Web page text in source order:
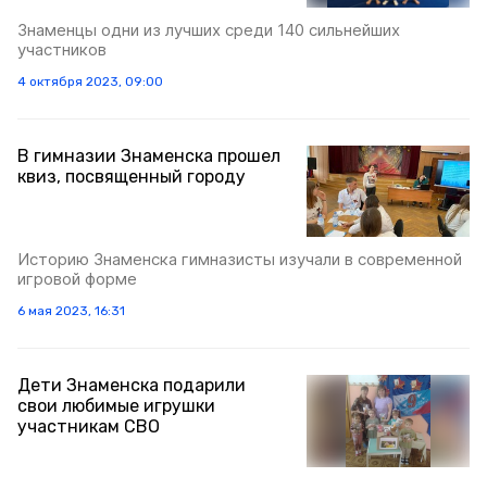
Знаменцы одни из лучших среди 140 сильнейших
участников
4 октября 2023, 09:00
В гимназии Знаменска прошел
квиз, посвященный городу
Историю Знаменска гимназисты изучали в современной
игровой форме
6 мая 2023, 16:31
Дети Знаменска подарили
свои любимые игрушки
участникам СВО